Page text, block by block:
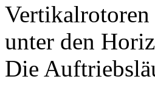
unter den
Die